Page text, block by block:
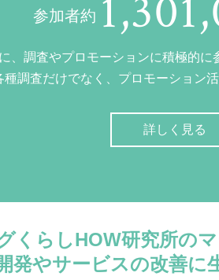
参加者約
、調査やプロモーションに積極的に
種調査だけでなく、プロモーション
詳しく見る
くらしHOW研究所の
発やサービスの改善に